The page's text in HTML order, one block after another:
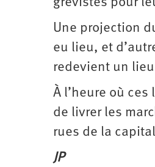
Une projection
eu lieu, et
redevient un
À l’heure où
de livrer les
rues de la
JP